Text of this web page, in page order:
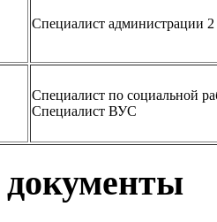
Специалист администрации 2
Специалист по социальной
Специалист ВУС